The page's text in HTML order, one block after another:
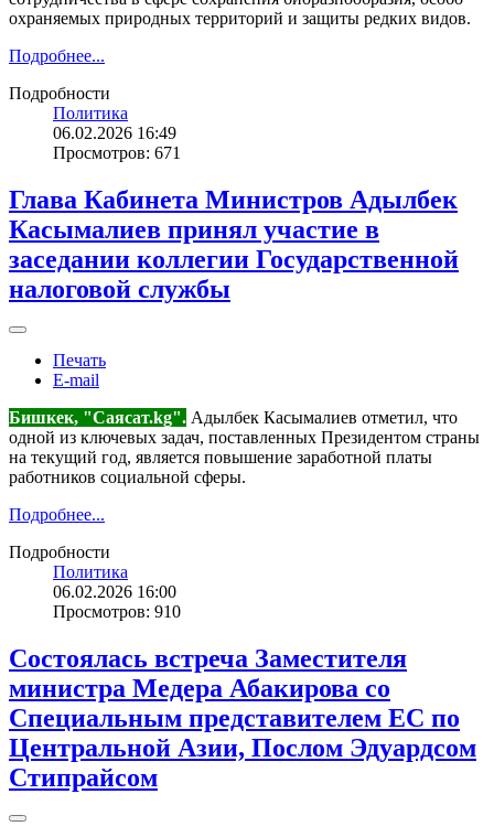
охраняемых природных территорий и защиты редких видов.
Подробнее...
Подробности
Политика
06.02.2026 16:49
Просмотров: 671
Глава Кабинета Министров Адылбек
Касымалиев принял участие в
заседании коллегии Государственной
налоговой службы
Печать
E-mail
Бишкек, "Саясат.kg". Адылбек Касымалиев отметил, что
одной из ключевых задач, поставленных Президентом страны
на текущий год, является повышение заработной платы
работников социальной сферы.
Подробнее...
Подробности
Политика
06.02.2026 16:00
Просмотров: 910
Состоялась встреча Заместителя
министра Медера Абакирова со
Специальным представителем ЕС по
Центральной Азии, Послом Эдуардсом
Стипрайсом